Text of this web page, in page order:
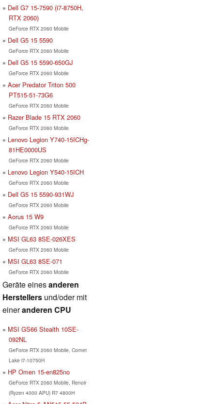
Dell G7 15-7590 (i7-8750H,
RTX 2060)
GeForce RTX 2060 Mobile
Dell G5 15 5590
GeForce RTX 2060 Mobile
Dell G5 15 5590-650GJ
GeForce RTX 2060 Mobile
Acer Predator Triton 500
PT515-51-73G6
GeForce RTX 2060 Mobile
Razer Blade 15 RTX 2060
GeForce RTX 2060 Mobile
Lenovo Legion Y740-15ICHg-
81HE0000US
GeForce RTX 2060 Mobile
Lenovo Legion Y540-15ICH
GeForce RTX 2060 Mobile
Dell G5 15 5590-931WJ
GeForce RTX 2060 Mobile
Aorus 15 W9
GeForce RTX 2060 Mobile
MSI GL63 8SE-026XES
GeForce RTX 2060 Mobile
MSI GL63 8SE-071
GeForce RTX 2060 Mobile
Geräte einesanderen
Herstellers und/oder mit
eineranderen CPU
MSI GS66 Stealth 10SE-
092NL
GeForce RTX 2060 Mobile, Comet
Lake i7-10750H
HP Omen 15-en825no
GeForce RTX 2060 Mobile, Renoir
(Ryzen 4000 APU) R7 4800H